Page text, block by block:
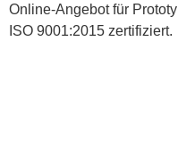
Online-Angebot für
ISO 9001:2015 zertifiziert.